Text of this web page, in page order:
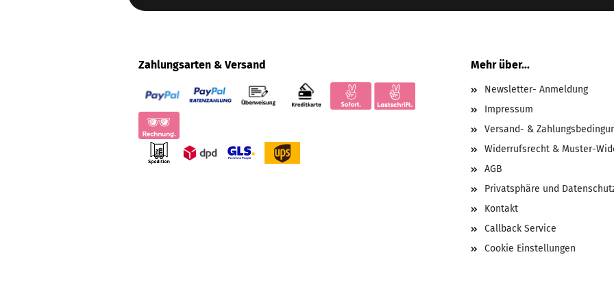
Zahlungsarten & Versand Mehr über...
Newsletter- Anmeldung
Impressum
Versand- &
Widerrufsrecht & Muster-
AGB
Privatsphäre und
Kontakt
Callback Service
Cookie Einstellungen